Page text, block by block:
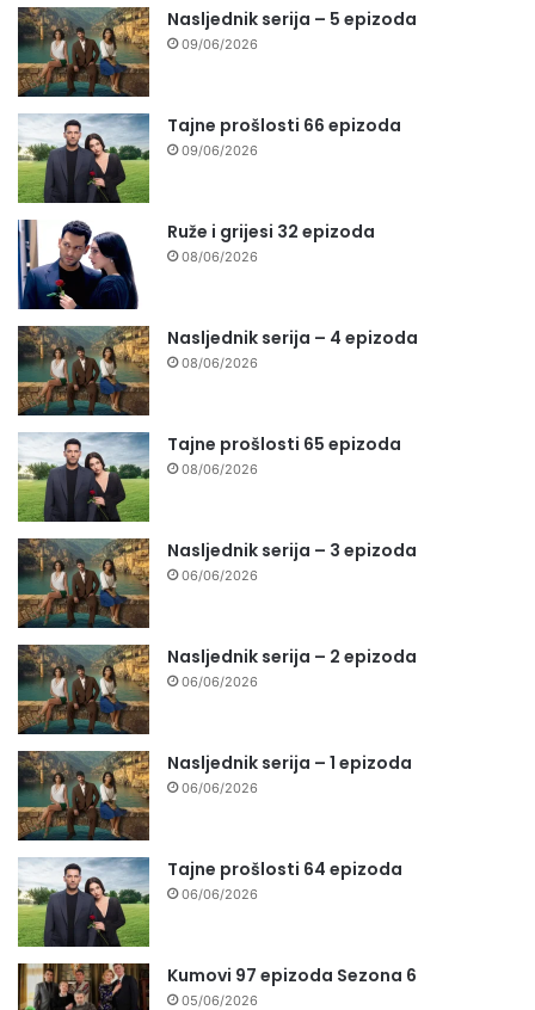
Nasljednik serija – 5 epizoda
09/06/2026
Tajne prošlosti 66 epizoda
09/06/2026
Ruže i grijesi 32 epizoda
08/06/2026
Nasljednik serija – 4 epizoda
08/06/2026
Tajne prošlosti 65 epizoda
08/06/2026
Nasljednik serija – 3 epizoda
06/06/2026
Nasljednik serija – 2 epizoda
06/06/2026
Nasljednik serija – 1 epizoda
06/06/2026
Tajne prošlosti 64 epizoda
06/06/2026
Kumovi 97 epizoda Sezona 6
05/06/2026